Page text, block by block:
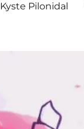
Kyste Pilonidal